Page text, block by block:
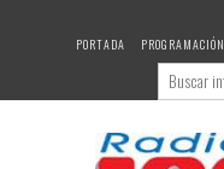
PORTADA
PROGRAMACIÓN